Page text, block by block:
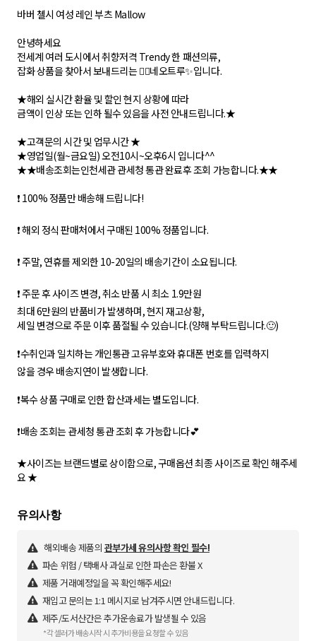
바버 첼시 여성 레인 부츠 Mallow
안녕하세요
전세계 여러 도시에서 취향저격 Trendy 한 패션의류,
잡화 상품을 찾아서 보내드리는 🙇‍♂네오트루✨입니다.
★해외 실시간 환율 및 할인 현지 상황에 따라
금액이 인상 또는 인하 될수 있음을 사전 안내드립니다.★
★고객문의 시간 및 업무시간 ★
★영업일(월~금요일) 오전10시~오후6시 입니다^^
★★배송조회는인천세관 관세청 통관 완료후 조회 가능합니다.★★
❗ 100% 정품만 배송해 드립니다!
❗ 해외 정식 판매처에서 구매된 100% 정품입니다.
❗ 주말, 연휴를 제외한 10-20일의 배송기간이 소요됩니다.
❗ 주문 후 사이즈 변경, 취소 반품 시 최소 1.9만원
최대 6만원의 반품비가 발생하며, 현지 재고상황,
세일 변경으로 주문 이후 품절될 수 있습니다.(양해 부탁드립니다.🙂)
❗수취인과 일치하는 개인통관 고유부호와 휴대폰 번호를 입력하지
않을 경우 배송지연이 발생합니다.
❗복수 상품 구매로 인한 합산과세는 별도입니다.
❗배송 조회는 관세청 통관 조회 후 가능합니다💕
★사이즈는 브랜드별로 상이함으로, 구매옵션 최종 사이즈로 확인 해주세
요 ★
유의사항
해외배송 제품의 관부가세 유의사항 확인 필수!
파손 위험 / 택배사 과실로 인한 파손은 환불 X
제품 거래예정일을 꼭 확인해주세요!
재입고 문의는 1:1 메시지로 남겨주시면 안내드립니다.
제주/도서산간은 추가운송료가 발생될 수 있음
*각 셀러가 배송시작 시 추가비용을 요청할 수 있음